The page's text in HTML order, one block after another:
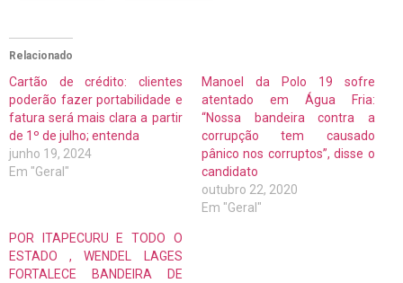
Relacionado
Cartão de crédito: clientes
poderão fazer portabilidade e
fatura será mais clara a partir
de 1º de julho; entenda
junho 19, 2024
Em "Geral"
Manoel da Polo 19 sofre
atentado em Água Fria:
“Nossa bandeira contra a
corrupção tem causado
pânico nos corruptos”, disse o
candidato
outubro 22, 2020
Em "Geral"
POR ITAPECURU E TODO O
ESTADO , WENDEL LAGES
FORTALECE BANDEIRA DE